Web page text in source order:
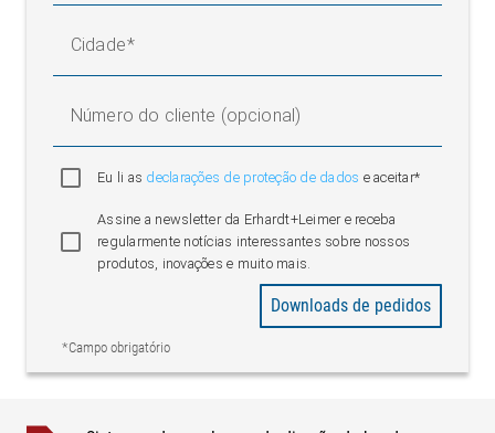
Legenda
A = Distribuição da tensão da banda no percurso de regulagem
| K = Correção da banda | σ1 = Tensão básica da banda | AB =
Largura de trabalho | 1 = Atuador linear | 2 = Cilindros de
entrada | 3 = Estação de enrolamento | 4 = Sensor | 5 = Cilindro
Cidade
Número do cliente (opcional)
Eu li as declarações de proteção de dados e aceitar*
Assine a newsletter da Erhardt+Leimer e receba
regularmente notícias interessantes sobre nossos
produtos, inovações e muito mais.
*Campo obrigatório
Downloads de pedidos